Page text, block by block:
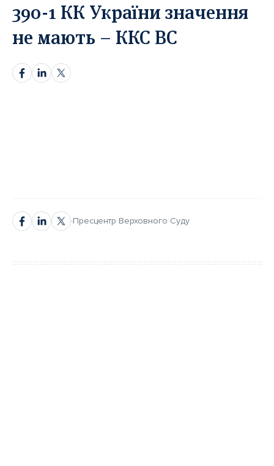
Надсилаючи ваш матеріал, ви автоматично погоджуєтесь з
нашою Політикою конфіденційнсті.
390-1 КК України значення
не мають – ККС ВС
Пресцентр Верховного Суду
Надсилаючи ваш матеріал, ви автоматично погоджуєтесь з
нашою Політикою конфіденційнсті.